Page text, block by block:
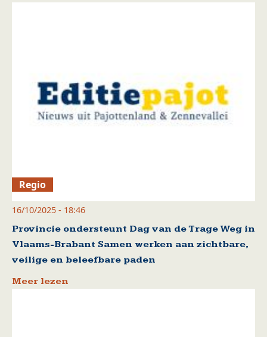
Regio
16/10/2025 - 18:46
Provincie ondersteunt Dag van de Trage Weg in
Vlaams-Brabant Samen werken aan zichtbare,
veilige en beleefbare paden
Meer lezen